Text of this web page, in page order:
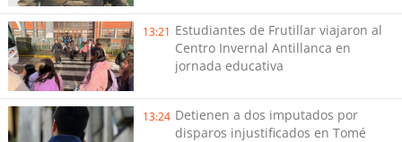
13:21 Estudiantes de Frutillar viajaron al
Centro Invernal Antillanca en
jornada educativa
13:24 Detienen a dos imputados por
disparos injustificados en Tomé